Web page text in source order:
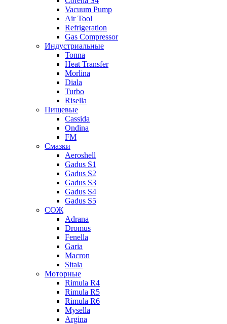
Vacuum Pump
Air Tool
Refrigeration
Gas Compressor
Индустриальные
Tonna
Heat Transfer
Morlina
Diala
Turbo
Risella
Пищевые
Cassida
Ondina
FM
Смазки
Aeroshell
Gadus S1
Gadus S2
Gadus S3
Gadus S4
Gadus S5
СОЖ
Adrana
Dromus
Fenella
Garia
Macron
Sitala
Моторные
Rimula R4
Rimula R5
Rimula R6
Mysella
Argina